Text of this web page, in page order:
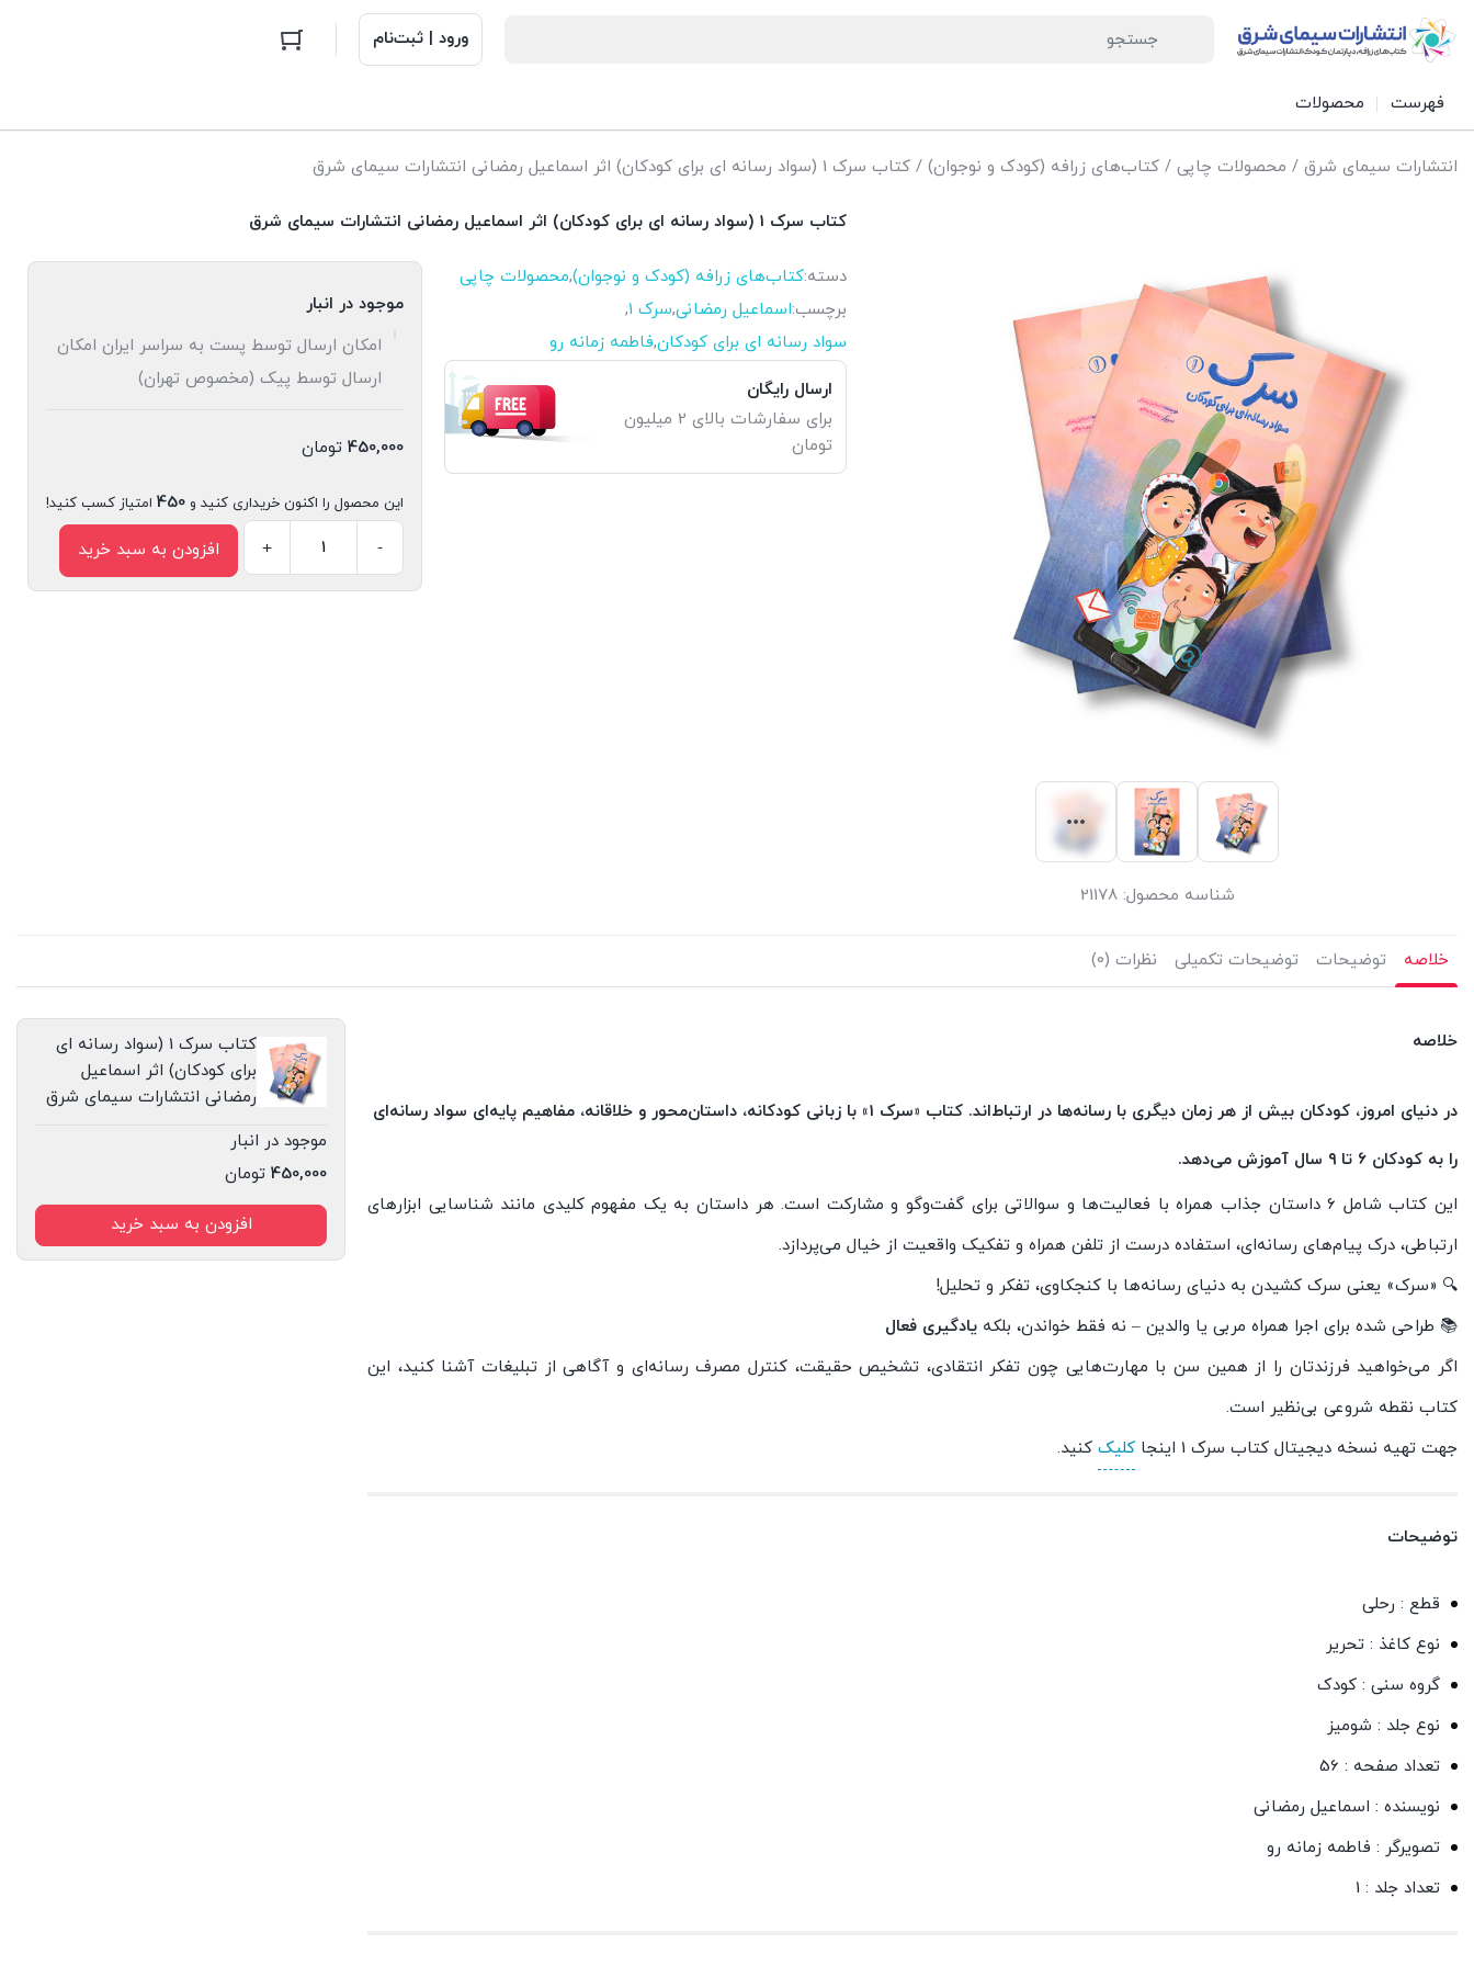
ورود | ثبت‌نام
فهرست محصولات
انتشارات سیمای شرق / محصولات چاپی / کتاب‌های زرافه (کودک و نوجوان) / کتاب سرک 1 (سواد رسانه ای برای کودکان) اثر اسماعیل رمضانی انتشارات سیمای شرق
شناسه محصول:21178
کتاب سرک 1 (سواد رسانه ای برای کودکان) اثر اسماعیل رمضانی انتشارات سیمای شرق
دسته:کتاب‌های زرافه (کودک و نوجوان),محصولات چاپی
برچسب:اسماعیل رمضانی,سرک 1 ,
سواد رسانه ای برای کودکان,فاطمه زمانه رو
ارسال رایگان
برای سفارشات بالای 2 میلیون
تومان
موجود در انبار
امکان ارسال توسط پست به سراسر ایران امکان
ارسال توسط پیک (مخصوص تهران)
450,000 تومان
این محصول را اکنون خریداری کنید و 450 امتیاز کسب کنید!
سرک
شرق
-
+ افزودن به سبد خرید
خلاصه توضیحات توضیحات تکمیلی نظرات (0)
خلاصه
در دنیای امروز، کودکان بیش از هر زمان دیگری با رسانه‌ها در ارتباط‌اند. کتاب «سرک 1» با زبانی کودکانه، داستان‌محور و خلاقانه، مفاهیم پایه‌ای سواد رسانه‌ای
را به کودکان ۶ تا ۹ سال آموزش می‌دهد.
این کتاب شامل ۶ داستان جذاب همراه با فعالیت‌ها و سوالاتی برای گفت‌وگو و مشارکت است. هر داستان به یک مفهوم کلیدی مانند شناسایی ابزارهای
ارتباطی، درک پیام‌های رسانه‌ای، استفاده درست از تلفن همراه و تفکیک واقعیت از خیال می‌پردازد.
🔍 «سرک» یعنی سرک کشیدن به دنیای رسانه‌ها با کنجکاوی، تفکر و تحلیل!
📚 طراحی شده برای اجرا همراه مربی یا والدین – نه فقط خواندن، بلکه یادگیری فعال
اگر می‌خواهید فرزندتان را از همین سن با مهارت‌هایی چون تفکر انتقادی، تشخیص حقیقت، کنترل مصرف رسانه‌ای و آگاهی از تبلیغات آشنا کنید، این
کتاب نقطه شروعی بی‌نظیر است.
جهت تهیه نسخه دیجیتال کتاب سرک 1 اینجا
کلیک کنید.
توضیحات
قطع : رحلی
نوع کاغذ : تحریر
گروه سنی : کودک
نوع جلد : شومیز
تعداد صفحه : 56
نویسنده : اسماعیل رمضانی
تصویرگر : فاطمه زمانه رو
تعداد جلد : 1
کتاب سرک 1 (سواد رسانه ای
برای کودکان) اثر اسماعیل
رمضانی انتشارات سیمای شرق
موجود در انبار
450,000 تومان
افزودن به سبد خرید